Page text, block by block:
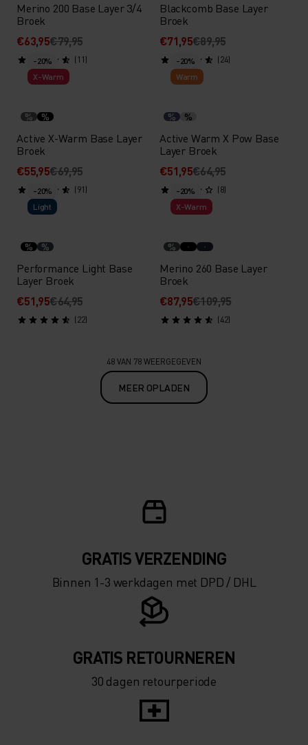
Merino 200 Base Layer 3/4
Broek
€63,95€79,95
(11)
Blackcomb Base Layer
Broek
€71,95€89,95
(24)
-20%
X-Warm
% %
Active X-Warm Base Layer
Broek
€55,95€69,95
(91)
-20%
Warm
% %
Active Warm X Pow Base
Layer Broek
€51,95€64,95
(8)
-20%
Light
% %
Performance Light Base
Layer Broek
€51,95€64,95
(22)
-20%
X-Warm
%
Merino 260 Base Layer
Broek
€87,95€109,95
(42)
48 VAN 78 WEERGEGEVEN
MEER OPLADEN
GRATIS VERZENDING​​​​​​​​​​​​​​
Binnen 1-3 werkdagen met DPD / DHL
GRATIS RETOURNEREN
30 dagen retourperiode